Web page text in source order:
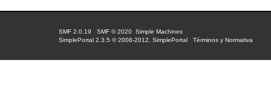
SMF 2.0.19 |SMF © 2020 ,Simple Machines
SimplePortal 2.3.5 © 2008-2012, SimplePortal
|Términos y Normativa